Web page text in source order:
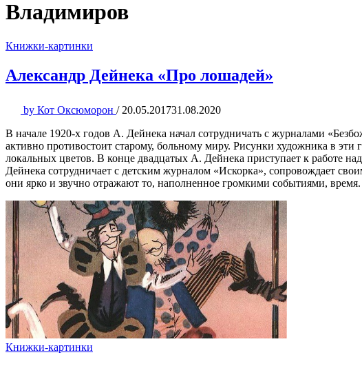
Владимиров
Книжки-картинки
Александр Дейнека «Про лошадей»
by Кот Оксюморон / 20.05.201731.08.2020
В начале 1920-х годов А. Дейнека начал сотрудничать с журналами
активно противостоит старому, больному миру. Рисунки художника в
локальных цветов. В конце двадцатых А. Дейнека приступает к работе
Дейнека сотрудничает с детским журналом «Искорка», сопровождает
они ярко и звучно отражают то, наполненное громкими событиями,
Книжки-картинки